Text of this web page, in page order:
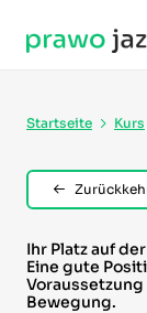
Startseite Kurs
Ihr Platz auf
Eine gute
Bewegung.